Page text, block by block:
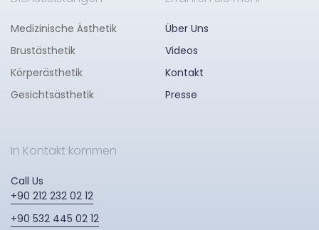
Medizinische Ästhetik
Brustästhetik
Körperästhetik
Gesichtsästhetik
Über Uns
Videos
Kontakt
Presse
In Kontakt kommen
Call Us
+90 212 232 02 12
+90 532 445 02 12